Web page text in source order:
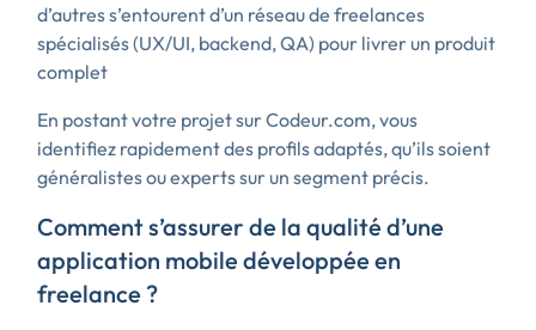
d’autres s’entourent d’un réseau de freelances
spécialisés (UX/UI, backend, QA) pour livrer un produit
complet
En postant votre projet sur Codeur.com, vous
identifiez rapidement des profils adaptés, qu’ils soient
généralistes ou experts sur un segment précis.
Comment s’assurer de la qualité d’une
application mobile développée en
freelance ?